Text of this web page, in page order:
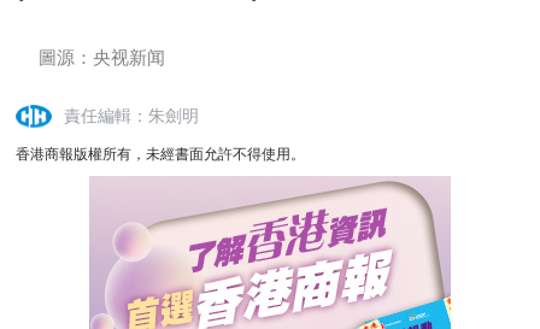
圖源：央视新闻
責任編輯：朱劍明
香港商報版權所有，未經書面允許不得使用。